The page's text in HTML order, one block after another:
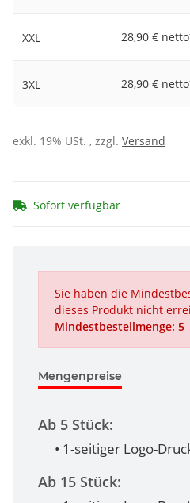
XXL 28,90 € netto
3XL 28,90 € netto
exkl. 19% USt. , zzgl. Versand
Sofort verfügbar
Sie haben die
dieses Produkt nicht
Mindestbestellmenge: 5
Mengenpreise
Ab 5 Stück:
• 1-seitiger Logo-
Ab 15 Stück: